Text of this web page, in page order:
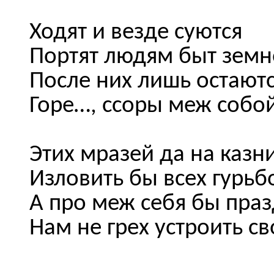
Ходят и везде суются
Портят людям быт
После них лишь
Горе…, ссоры меж
Этих мразей да на
Изловить бы всех
А про меж себя бы
Нам не грех устроить